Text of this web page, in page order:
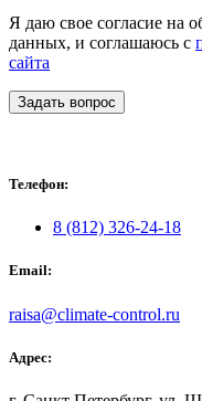
Я даю свое согласие на
данных, и соглашаюсь с
сайта
Задать вопрос
Телефон:
8 (812) 326-24-18
Email:
raisa@climate-control.ru
Адрес: